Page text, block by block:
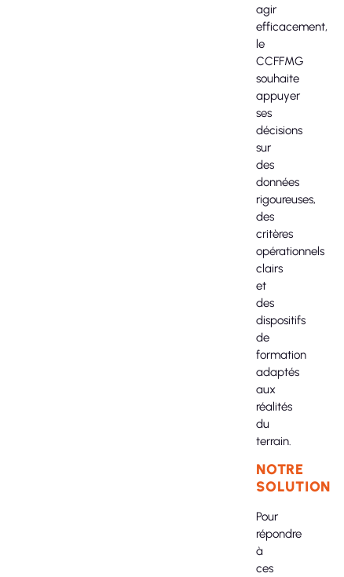
agir
efficacement,
le
CCFFMG
souhaite
appuyer
ses
décisions
sur
des
données
rigoureuses,
des
critères
opérationnels
clairs
et
des
dispositifs
de
formation
adaptés
aux
réalités
du
terrain.
NOTRE
SOLUTION
Pour
répondre
à
ces